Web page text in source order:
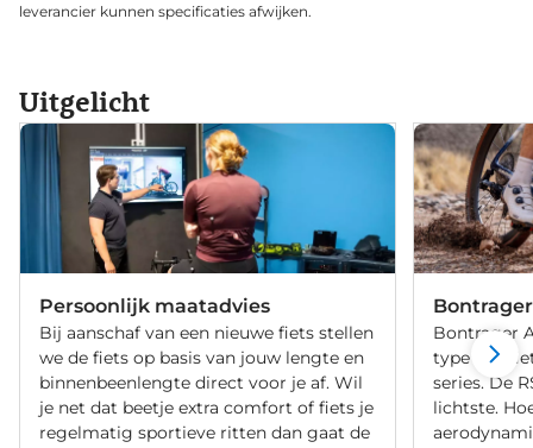
leverancier kunnen specificaties afwijken.
Uitgelicht
Persoonlijk maatadvies
Bij aanschaf van een nieuwe fiets stellen
we de fiets op basis van jouw lengte en
binnenbeenlengte direct voor je af. Wil
je net dat beetje extra comfort of fiets je
regelmatig sportieve ritten dan gaat de
Bontrager
type
series. De
lichtste.